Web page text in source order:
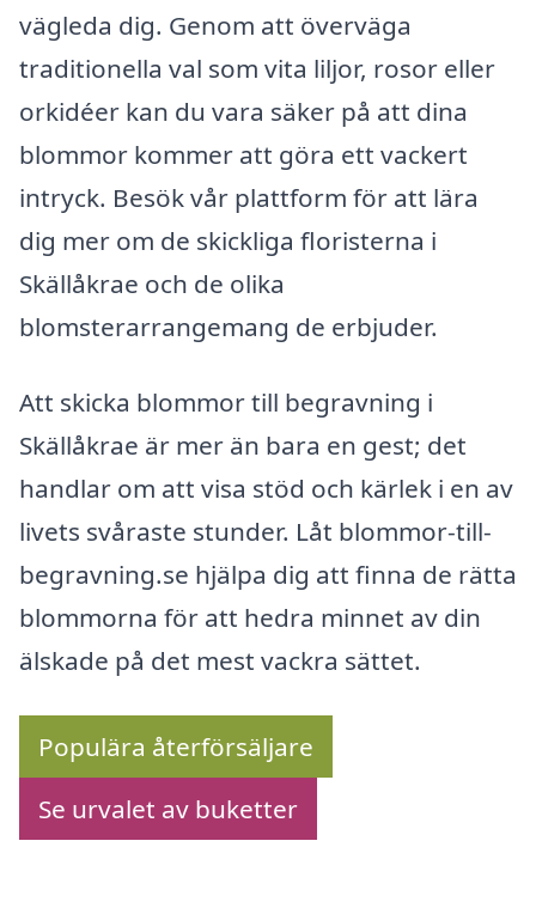
vägleda dig. Genom att överväga
traditionella val som vita liljor, rosor eller
orkidéer kan du vara säker på att dina
blommor kommer att göra ett vackert
intryck. Besök vår plattform för att lära
dig mer om de skickliga floristerna i
Skällåkrae och de olika
blomsterarrangemang de erbjuder.
Att skicka blommor till begravning i
Skällåkrae är mer än bara en gest; det
handlar om att visa stöd och kärlek i en av
livets svåraste stunder. Låt blommor-till-
begravning.se hjälpa dig att finna de rätta
blommorna för att hedra minnet av din
älskade på det mest vackra sättet.
Populära återförsäljare
Se urvalet av buketter